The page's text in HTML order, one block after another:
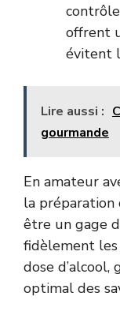
offrent
évitent
Lire aussi :
gourmande
En amateur
la préparation
être un gage
fidèlement
dose
optimal des